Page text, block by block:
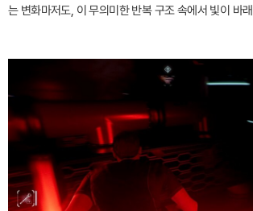
는 변화마저도, 이 무의미한 반복 구조 속에서 빛이 바